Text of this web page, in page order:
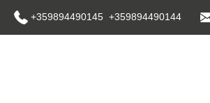
Skip
+359894490145 +359894490144